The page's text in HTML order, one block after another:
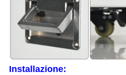
Installazione: